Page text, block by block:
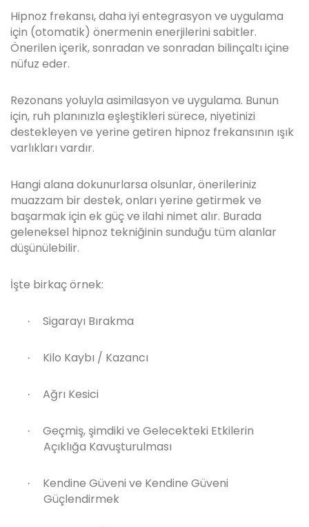
Hipnoz frekansı, daha iyi entegrasyon ve uygulama
için (otomatik) önermenin enerjilerini sabitler.
Önerilen içerik, sonradan ve sonradan bilinçaltı içine
nüfuz eder.
Rezonans yoluyla asimilasyon ve uygulama. Bunun
için, ruh planınızla eşleştikleri sürece, niyetinizi
destekleyen ve yerine getiren hipnoz frekansının ışık
varlıkları vardır.
Hangi alana dokunurlarsa olsunlar, önerileriniz
muazzam bir destek, onları yerine getirmek ve
başarmak için ek güç ve ilahi nimet alır. Burada
geleneksel hipnoz tekniğinin sunduğu tüm alanlar
düşünülebilir.
İşte birkaç örnek:
· Sigarayı Bırakma
· Kilo Kaybı / Kazancı
· Ağrı Kesici
·
Geçmiş, şimdiki ve Gelecekteki Etkilerin
Açıklığa Kavuşturulması
·
Kendine Güveni ve Kendine Güveni
Güçlendirmek